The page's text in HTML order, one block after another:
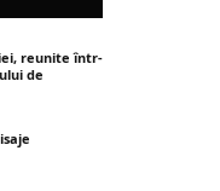
reunite într-
de